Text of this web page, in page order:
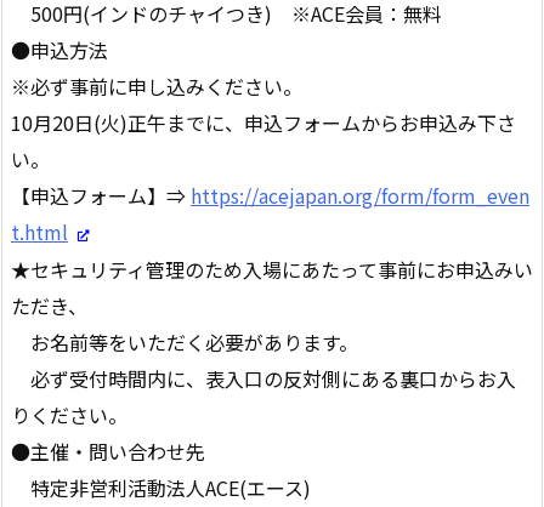
500円(インドのチャイつき) ※ACE会員：無料
●申込方法
※必ず事前に申し込みください。
10月20日(火)正午までに、申込フォームからお申込み下さ
い。
【申込フォーム】⇒ https://acejapan.org/form/form_even
t.html
★セキュリティ管理のため入場にあたって事前にお申込みい
ただき、
お名前等をいただく必要があります。
必ず受付時間内に、表入口の反対側にある裏口からお入
りください。
●主催・問い合わせ先
特定非営利活動法人ACE(エース)